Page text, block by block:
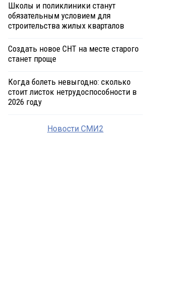
Школы и поликлиники станут
обязательным условием для
строительства жилых кварталов
Создать новое СНТ на месте старого
станет проще
Когда болеть невыгодно: сколько
стоит листок нетрудоспособности в
2026 году
Новости СМИ2